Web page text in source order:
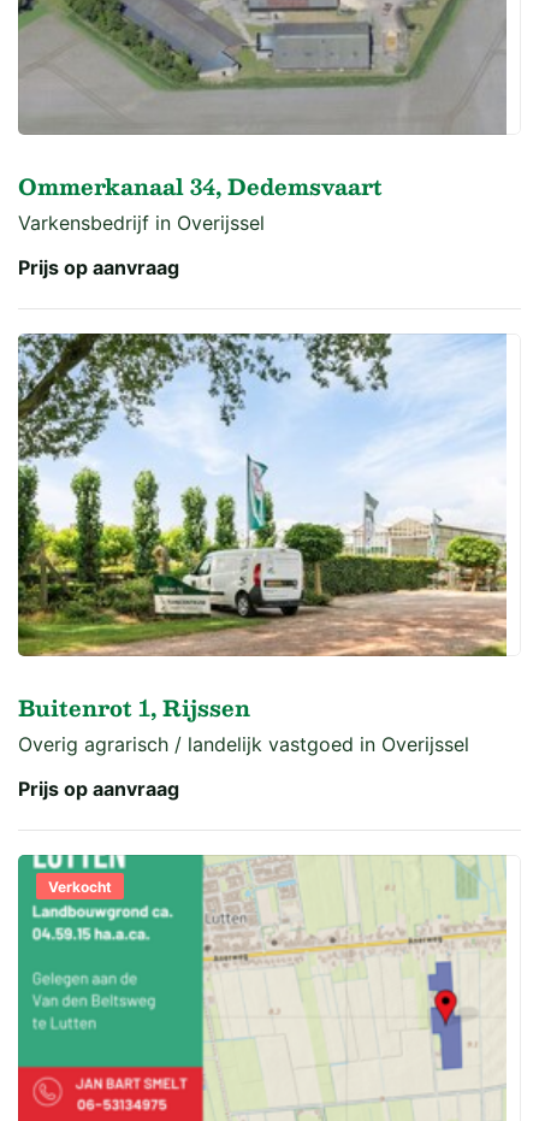
Ommerkanaal 34, Dedemsvaart
Varkensbedrijf in Overijssel
Prijs op aanvraag
Buitenrot 1, Rijssen
Overig agrarisch / landelijk vastgoed in Overijssel
Prijs op aanvraag
Verkocht